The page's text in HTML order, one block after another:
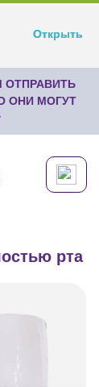
Открыть
ОНИ МОГУТ
рта
Открыть